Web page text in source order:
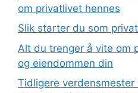
om privatlivet hennes
Slik starter du som
Alt du trenger å vite om
og eiendommen din
Tidligere verdensmester